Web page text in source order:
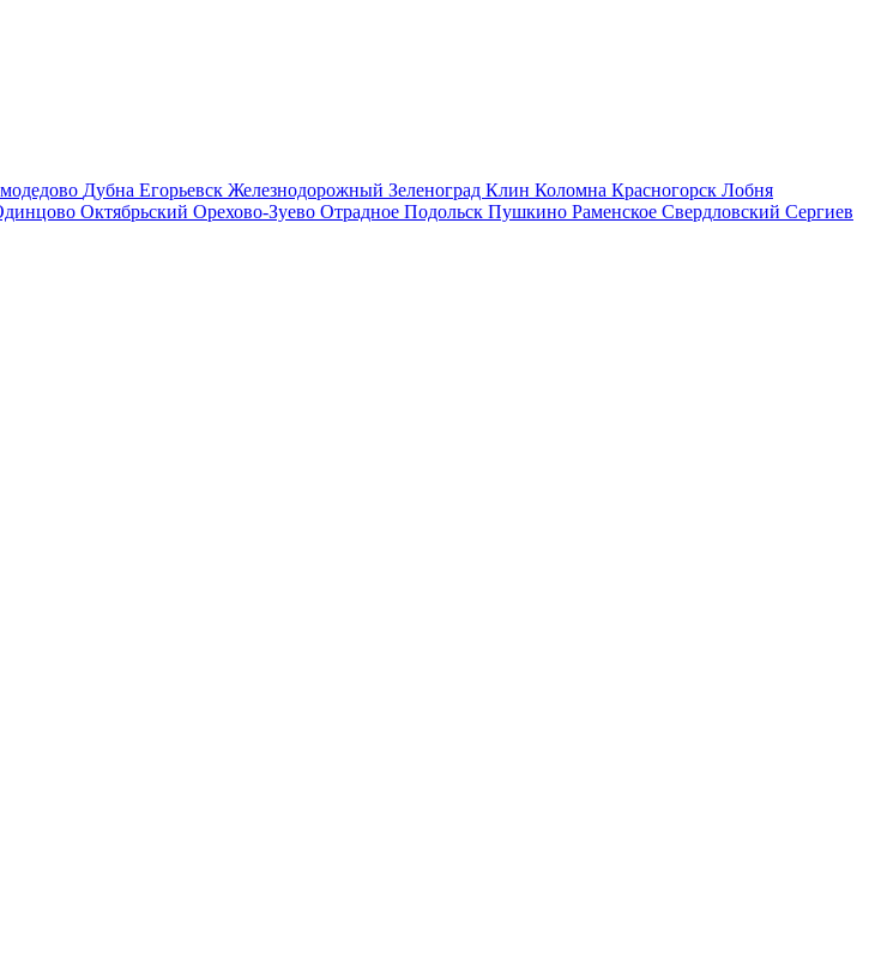
Дубна Егорьевск Железнодорожный Зеленоград Клин Коломна Красногорск Лобня
Октябрьский Орехово-Зуево Отрадное Подольск Пушкино Раменское Свердловский Сергиев